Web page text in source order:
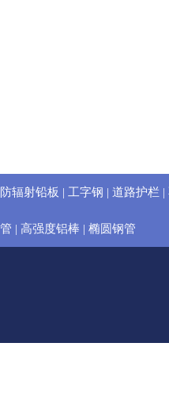
防辐射铅板 | 工字钢 | 道路护栏 |
管 | 高强度铝棒 | 椭圆钢管